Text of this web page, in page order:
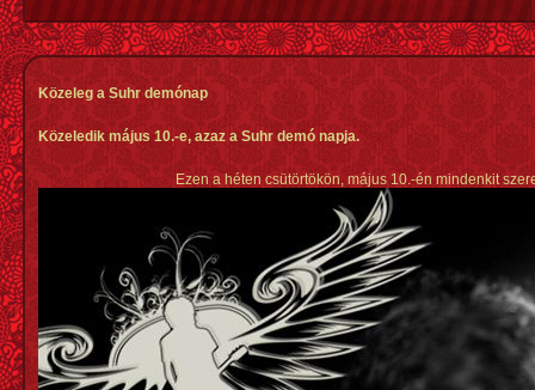
Közeleg a Suhr demónap
Közeledik május 10.-e, azaz a Suhr demó napja.
Ezen a héten csütörtökön, május 10.-én mindenkit